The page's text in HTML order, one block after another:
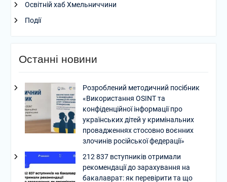
Освітній хаб Хмельниччини
Події
Останні новини
Розроблений методичний посібник
«Використання OSINT та
конфіденційної інформації про
українських дітей у кримінальних
провадженнях стосовно воєнних
злочинів російської федерації»
212 837 вступників отримали
рекомендації до зарахування на
бакалаврат: як перевірити та що